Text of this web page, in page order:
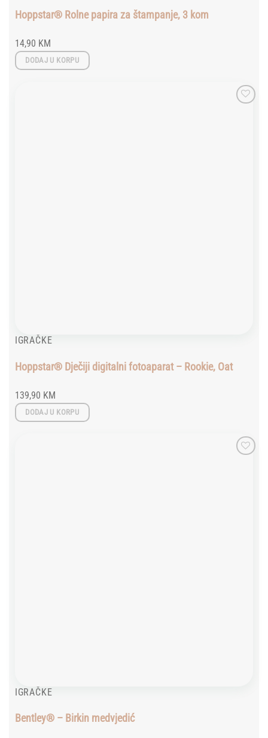
Hoppstar® Rolne papira za štampanje, 3 kom
14,90 KM
DODAJ U KORPU
IGRAČKE
Hoppstar® Dječiji digitalni fotoaparat – Rookie, Oat
139,90 KM
DODAJ U KORPU
IGRAČKE
Bentley® – Birkin medvjedić